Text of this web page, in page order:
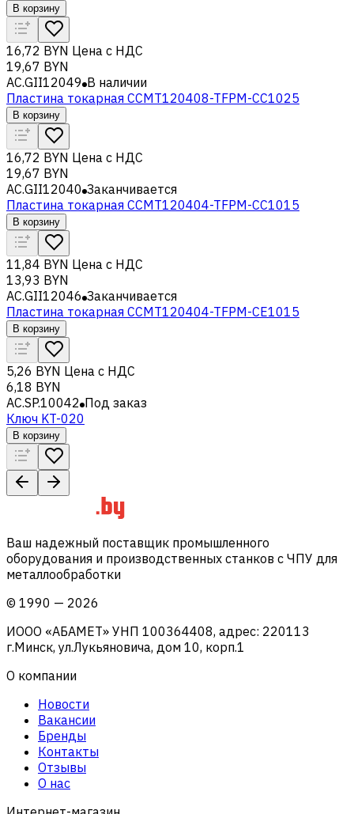
В корзину
16,72 BYN Цена с НДС
19,67 BYN
AC.GII12049 В наличии
Пластина токарная CCMT120408-TFPM-CC1025
В корзину
16,72 BYN Цена с НДС
19,67 BYN
AC.GII12040 Заканчивается
Пластина токарная CCMT120404-TFPM-CC1015
В корзину
11,84 BYN Цена с НДС
13,93 BYN
AC.GII12046 Заканчивается
Пластина токарная CCMT120404-TFPM-CE1015
В корзину
5,26 BYN Цена с НДС
6,18 BYN
AC.SP.10042 Под заказ
Ключ KT-020
В корзину
Ваш надежный поставщик промышленного
оборудования и производственных станков с ЧПУ для
металлообработки
© 1990 — 2026
ИООО «АБАМЕТ» УНП 100364408, адрес: 220113
г.Минск, ул.Лукьяновича, дом 10, корп.1
О компании
Новости
Вакансии
Бренды
Контакты
Отзывы
О нас